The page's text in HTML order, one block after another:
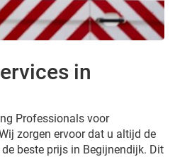
in
Professionals voor
zorgen ervoor dat u altijd de
beste prijs in Begijnendijk. Dit